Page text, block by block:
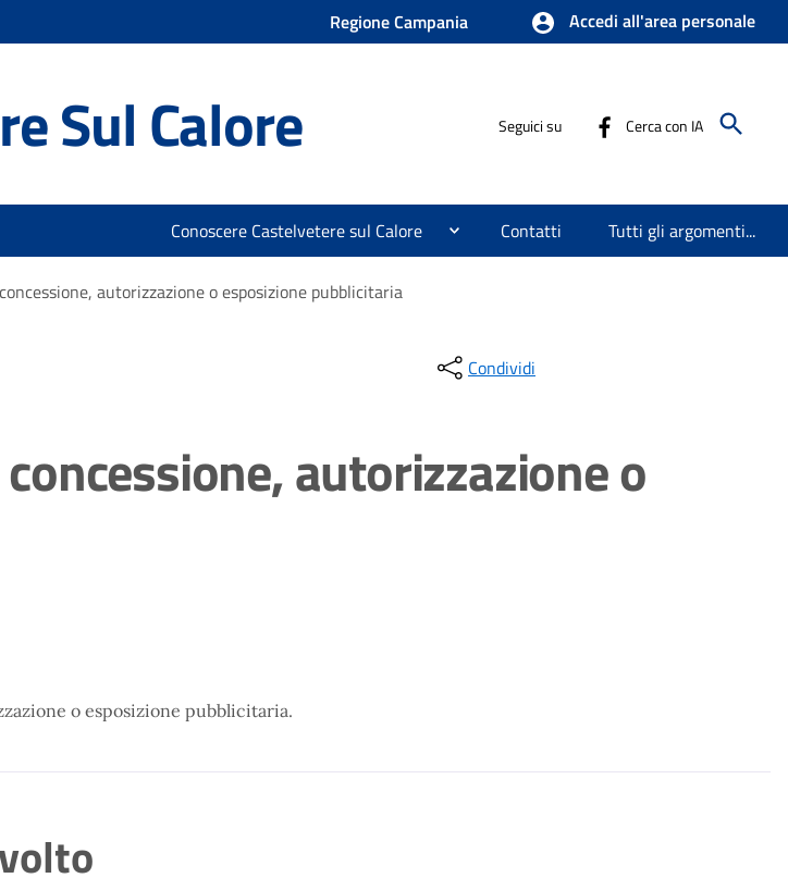
Regione Campania Accedi all'area personale
Sul Calore Seguici su Cerca con IA
Conoscere Castelvetere sul Calore Contatti Tutti gli argomenti...
autorizzazione o esposizione pubblicitaria
Condividi
autorizzazione o
o esposizione pubblicitaria.